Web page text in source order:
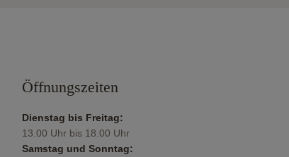
Öffnungszeiten
Dienstag bis Freitag:
13.00 Uhr bis 18.00 Uhr
Samstag und Sonntag: